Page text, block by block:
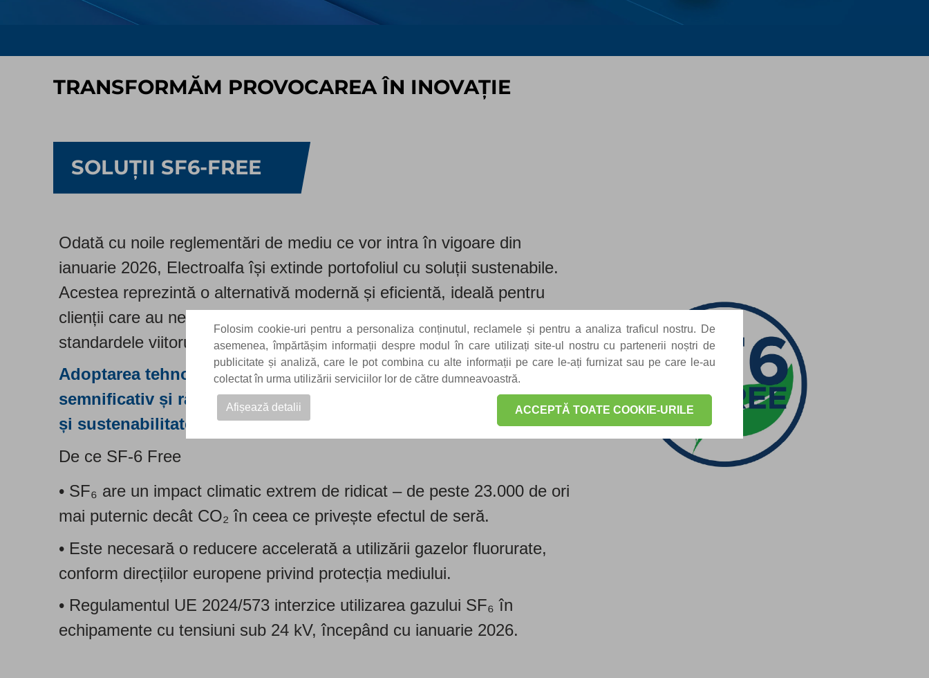
Folosim cookie-uri pentru a personaliza conținutul, reclamele și pentru a analiza traficul nostru. De
asemenea, împărtășim informații despre modul în care utilizați site-ul nostru cu partenerii noștri de
publicitate și analiză, care le pot combina cu alte informații pe care le-ați furnizat sau pe care le-au
colectat în urma utilizării serviciilor lor de către dumneavoastră.
ACCEPTĂ TOATE COOKIE-URILE
Afișează detalii
TRANSFORMĂM PROVOCAREA ÎN INOVAȚIE
SOLUȚII SF6-FREE
Odată cu noile reglementări de mediu ce vor intra în vigoare din
ianuarie 2026, Electroalfa își extinde portofoliul cu soluții sustenabile.
Acestea reprezintă o alternativă modernă și eficientă, ideală pentru
clienții care au nevoie de echipamente sigure și conforme cu
standardele viitorului:
Adoptarea tehnologiei SF₆ Free oferă un avantaj competitiv
semnificativ și răspunde totodată nevoilor de conformitate legală
și sustenabilitate operațională.
De ce SF-6 Free
• SF₆ are un impact climatic extrem de ridicat – de peste 23.000 de ori
mai puternic decât CO₂ în ceea ce privește efectul de seră.
• Este necesară o reducere accelerată a utilizării gazelor fluorurate,
conform direcțiilor europene privind protecția mediului.
• Regulamentul UE 2024/573 interzice utilizarea gazului SF₆ în
echipamente cu tensiuni sub 24 kV, începând cu ianuarie 2026.